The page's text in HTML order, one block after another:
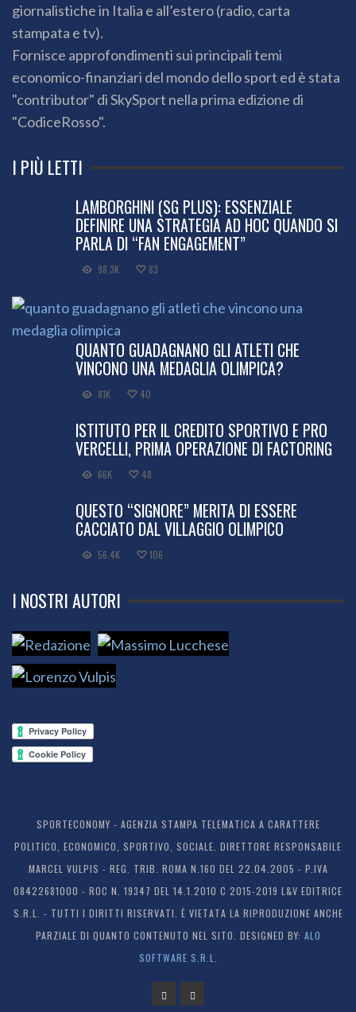
giornalistiche in Italia e all’estero (radio, carta
stampata e tv).
Fornisce approfondimenti sui principali temi
economico-finanziari del mondo dello sport ed è stata
"contributor" di SkySport nella prima edizione di
"CodiceRosso".
I PIÙ LETTI
LAMBORGHINI (SG PLUS): ESSENZIALE
DEFINIRE UNA STRATEGIA AD HOC QUANDO SI
PARLA DI “FAN ENGAGEMENT”
98.3K 83
QUANTO GUADAGNANO GLI ATLETI CHE
VINCONO UNA MEDAGLIA OLIMPICA?
81K 40
ISTITUTO PER IL CREDITO SPORTIVO E PRO
VERCELLI, PRIMA OPERAZIONE DI FACTORING
66K 48
QUESTO “SIGNORE” MERITA DI ESSERE
CACCIATO DAL VILLAGGIO OLIMPICO
56.4K 106
I NOSTRI AUTORI
SPORTECONOMY - AGENZIA STAMPA TELEMATICA A CARATTERE
POLITICO, ECONOMICO, SPORTIVO, SOCIALE. DIRETTORE RESPONSABILE
MARCEL VULPIS - REG. TRIB. ROMA N.160 DEL 22.04.2005 - P.IVA
08422681000 - ROC N. 19347 DEL 14.1.2010 C 2015-2019 L&V EDITRICE
S.R.L. - TUTTI I DIRITTI RISERVATI. È VIETATA LA RIPRODUZIONE ANCHE
PARZIALE DI QUANTO CONTENUTO NEL SITO. DESIGNED BY: ALO
SOFTWARE S.R.L.